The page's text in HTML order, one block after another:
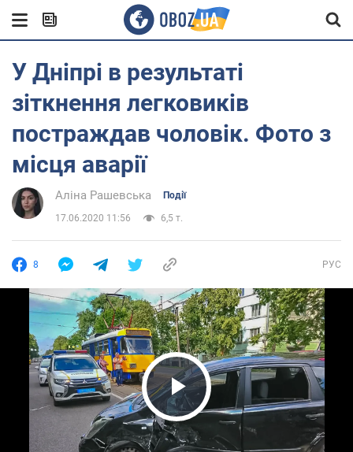
У Дніпрі в результаті
зіткнення легковиків
постраждав чоловік. Фото з
місця аварії
Аліна Рашевська Події
17.06.2020 11:56 6,5 т.
8 РУС
Play Video